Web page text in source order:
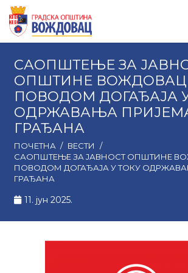
САОПШТЕЊЕ ЗА
ОПШТИНЕ ВОЖДОВАЦ
ПОВОДОМ ДОГАЂАЈА
ОДРЖАВАЊА
ГРАЂАНА
ПОЧЕТНА / ВЕСТИ
/
САОПШТЕЊЕ ЗА ЈАВНОСТ ОПШТИНЕ
ПОВОДОМ ДОГАЂАЈА У ТОКУ
ГРАЂАНА
11. јун 2025.